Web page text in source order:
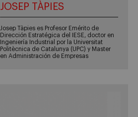
JOSEP TÀPIES
Josep Tàpies es Profesor Emérito de
Dirección Estratégica del IESE, doctor en
Ingeniería Industrial por la Universitat
Politècnica de Catalunya (UPC) y Master
en Administración de Empresas